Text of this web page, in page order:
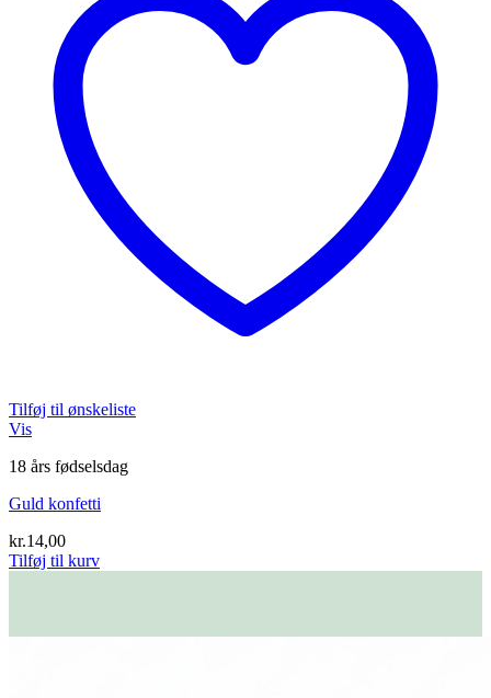
Tilføj til ønskeliste
Vis
18 års fødselsdag
Guld konfetti
kr.14,00
Tilføj til kurv